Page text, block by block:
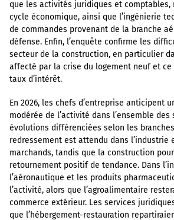
que les activités juridiques et comptables,
cycle économique, ainsi que l’ingénierie
de commandes provenant de la branche
défense. Enfin, l’enquête confirme les
secteur de la construction, en particulier
affecté par la crise du logement neuf et ce
taux d’intérêt.
En 2026, les chefs d’entreprise anticipent
modérée de l’activité dans l’ensemble des
évolutions différenciées selon les
redressement est attendu dans l’industrie
marchands, tandis que la construction
retournement positif de tendance. Dans
l’aéronautique et les produits
l’activité, alors que l’agroalimentaire
commerce extérieur. Les services
que l’hébergement-restauration